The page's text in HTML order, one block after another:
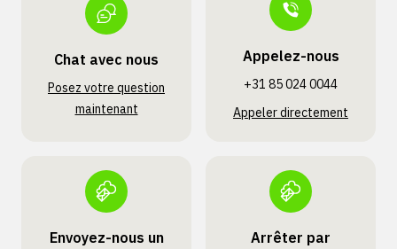
Chat avec nous
Posez votre question
maintenant
Appelez-nous
+31 85 024 0044
Appeler directement
Envoyez-nous un
Arrêter par